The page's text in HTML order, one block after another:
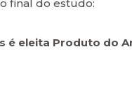
final do estudo:
é eleita Produto do